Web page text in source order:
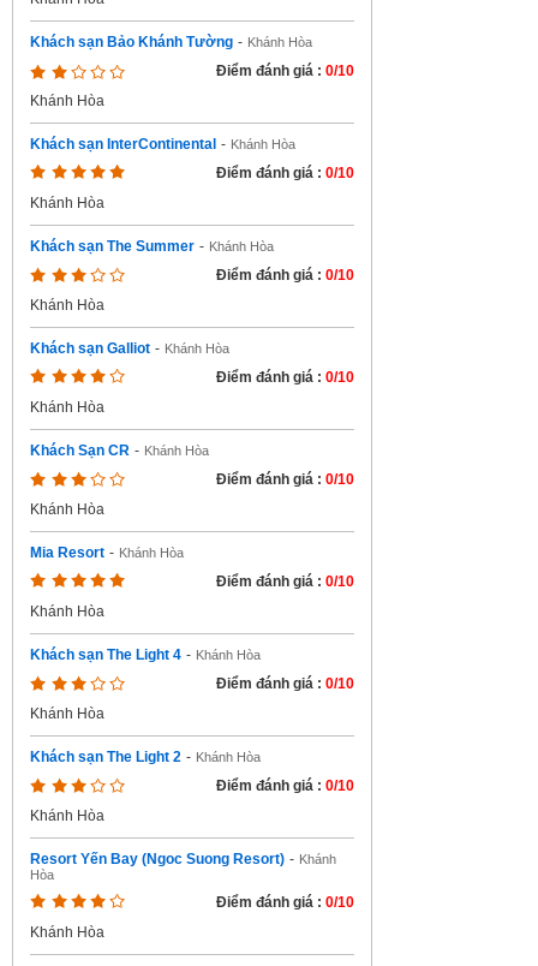
Khách sạn Bảo Khánh Tường - Khánh Hòa
Điểm đánh giá : 0/10
Khánh Hòa
Khách sạn InterContinental - Khánh Hòa
Điểm đánh giá : 0/10
Khánh Hòa
Khách sạn The Summer - Khánh Hòa
Điểm đánh giá : 0/10
Khánh Hòa
Khách sạn Galliot - Khánh Hòa
Điểm đánh giá : 0/10
Khánh Hòa
Khách Sạn CR - Khánh Hòa
Điểm đánh giá : 0/10
Khánh Hòa
Mia Resort - Khánh Hòa
Điểm đánh giá : 0/10
Khánh Hòa
Khách sạn The Light 4 - Khánh Hòa
Điểm đánh giá : 0/10
Khánh Hòa
Khách sạn The Light 2 - Khánh Hòa
Điểm đánh giá : 0/10
Khánh Hòa
Resort Yến Bay (Ngoc Suong Resort) - Khánh
Hòa
Điểm đánh giá : 0/10
Khánh Hòa